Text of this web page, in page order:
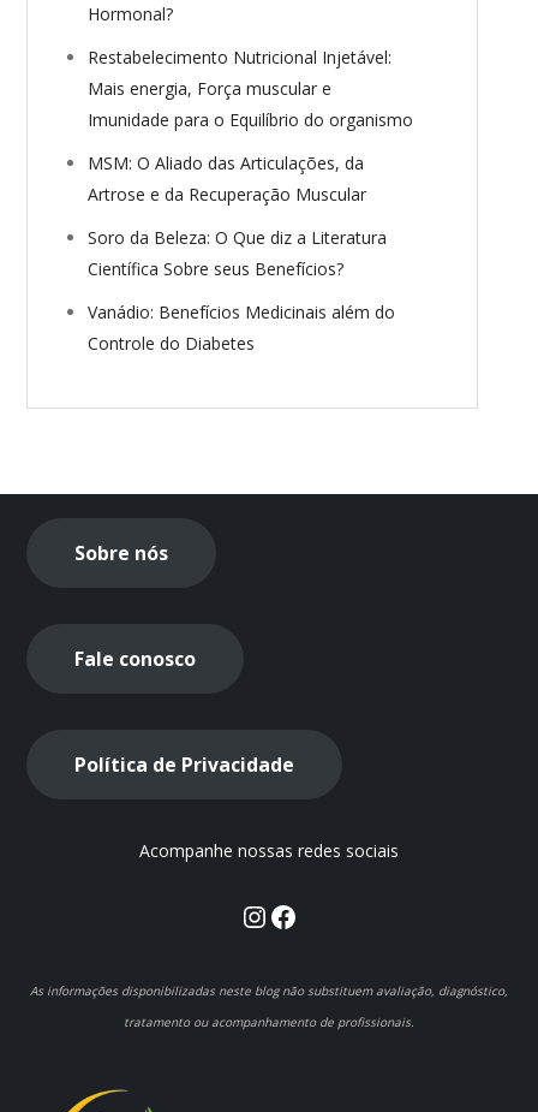
Hormonal?
Restabelecimento Nutricional Injetável:
Mais energia, Força muscular e
Imunidade para o Equilíbrio do organismo
MSM: O Aliado das Articulações, da
Artrose e da Recuperação Muscular
Soro da Beleza: O Que diz a Literatura
Científica Sobre seus Benefícios?
Vanádio: Benefícios Medicinais além do
Controle do Diabetes
Sobre nós
Fale conosco
Política de Privacidade
Acompanhe nossas redes sociais
Instagram
Facebook
As informações disponibilizadas neste blog não substituem avaliação, diagnóstico,
tratamento ou acompanhamento de profissionais.